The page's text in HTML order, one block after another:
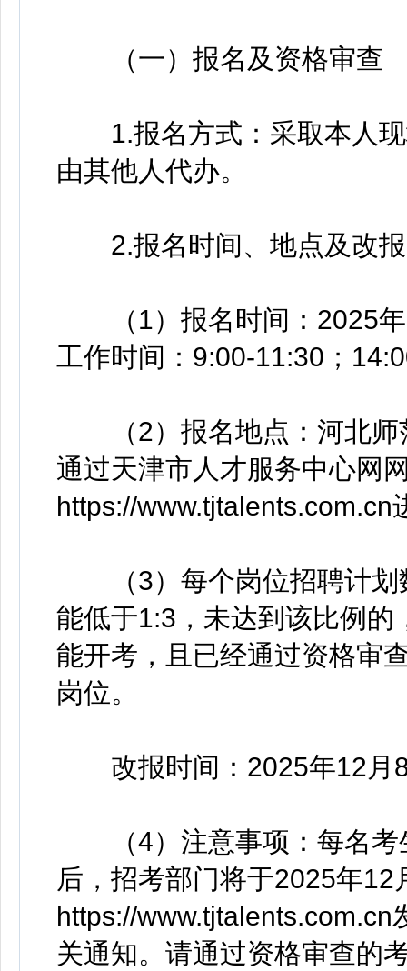
（一）报名及资格审查
1.报名方式：采取本人现
由其他人代办。
2.报名时间、地点及改
（1）报名时间：2025年
工作时间：9:00-11:30；
（2）报名地点：河北师
通过天津市人才服务中心网
https://www.tjtalents.com.cn
（3）每个岗位招聘计划
能低于1:3，未达到该比例
能开考，且已经通过资格审
岗位。
改报时间：2025年12月
（4）注意事项：每名考
后，招考部门将于2025年12
https://
关通知。请通过资格审查的